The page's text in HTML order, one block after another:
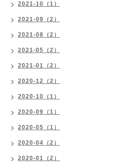
2021-10（1）
2021-09（2）
2021-08（2）
2021-05（2）
2021-01（2）
2020-12（2）
2020-10（1）
2020-09（1）
2020-05（1）
2020-04（2）
2020-01（2）